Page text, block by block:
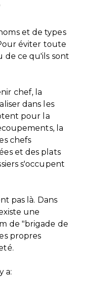
et de types
éviter toute
de ce qu'ils sont
chef, la
dans les
pour la
la
chefs
et des plats
s'occupent
pas là. Dans
une
de "brigade de
propres
a: